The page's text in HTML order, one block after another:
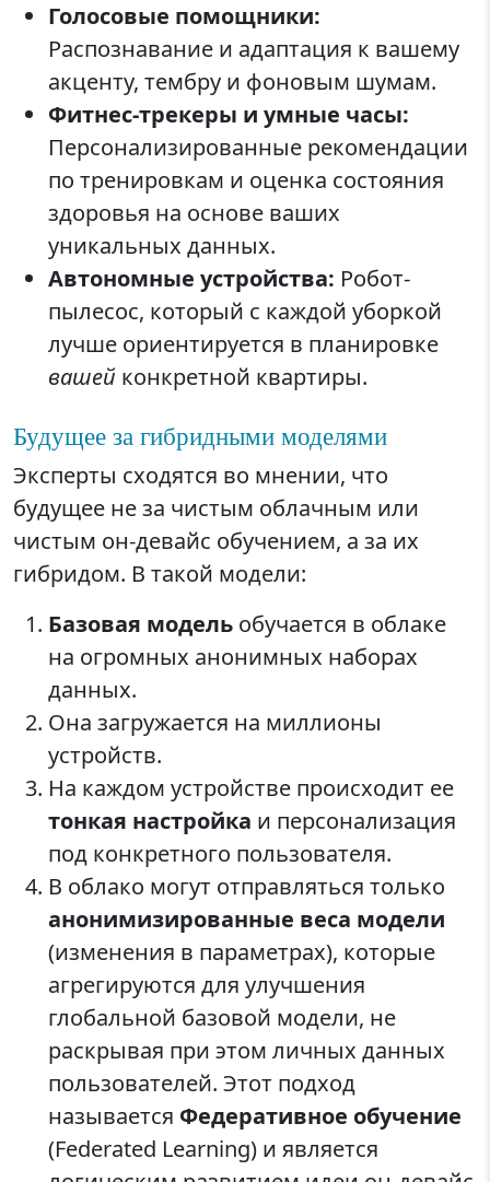
Голосовые помощники:
Распознавание и адаптация к вашему
акценту, тембру и фоновым шумам.
Фитнес-трекеры и умные часы:
Персонализированные рекомендации
по тренировкам и оценка состояния
здоровья на основе ваших
уникальных данных.
Автономные устройства: Робот-
пылесос, который с каждой уборкой
лучше ориентируется в планировке
вашей конкретной квартиры.
Будущее за гибридными моделями
Эксперты сходятся во мнении, что
будущее не за чистым облачным или
чистым он-девайс обучением, а за их
гибридом. В такой модели:
Базовая модель обучается в облаке
на огромных анонимных наборах
данных.
Она загружается на миллионы
устройств.
На каждом устройстве происходит ее
тонкая настройка и персонализация
под конкретного пользователя.
В облако могут отправляться только
анонимизированные веса модели
(изменения в параметрах), которые
агрегируются для улучшения
глобальной базовой модели, не
раскрывая при этом личных данных
пользователей. Этот подход
называется Федеративное обучение
(Federated Learning) и является